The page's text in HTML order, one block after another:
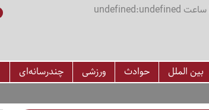
بین الملل حوادث ورزشی
چندرسانه‌ای